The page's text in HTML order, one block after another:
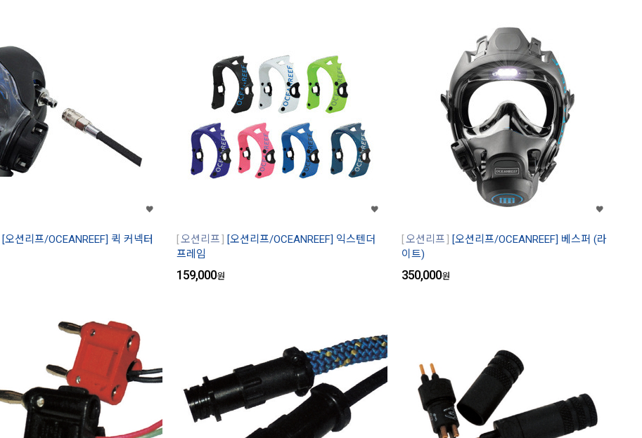
[오션리프/OCEANREEF] 퀵 커넥터
오션리프
[오션리프/OCEANREEF] 익스텐더
프레임
159,000원
오션리프
[오션리프/OCEANREEF] 베스퍼 (라
이트)
350,000원